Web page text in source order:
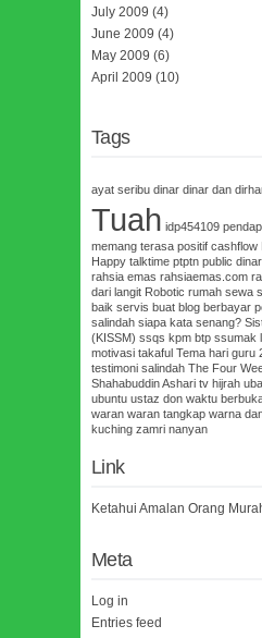
July 2009 (4)
June 2009 (4)
May 2009 (6)
April 2009 (10)
Tags
ayat seribu dinar dinar dan
Tuah idp454109
memang terasa positif cashflow
Happy talktime ptptn public dinar
rahsia emas rahsiaemas.com
dari langit Robotic rumah sewa
baik servis buat blog berbayar
salindah siapa kata senang?
(KISSM) ssqs kpm btp ssumak
motivasi takaful Tema hari guru
testimoni salindah The Four
Shahabuddin Ashari tv hijrah
ubuntu ustaz don waktu
waran waran tangkap warna
kuching zamri nanyan
Link
Ketahui Amalan Orang
Meta
Log in
Entries feed